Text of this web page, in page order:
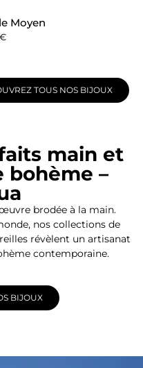
Moyen
€
TOUS NOS BIJOUX
main et
bohème –
brodée à la main.
nos collections de
révèlent un artisanat
contemporaine.
BIJOUX